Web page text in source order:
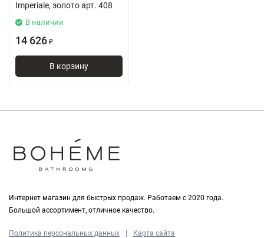
Imperiale, золото арт. 408
В наличии
14 626 ₽
В корзину
Интернет магазин для быстрых продаж. Работаем с 2020 года.
Большой ассортимент, отличное качество.
Политика персональных данных | Карта сайта